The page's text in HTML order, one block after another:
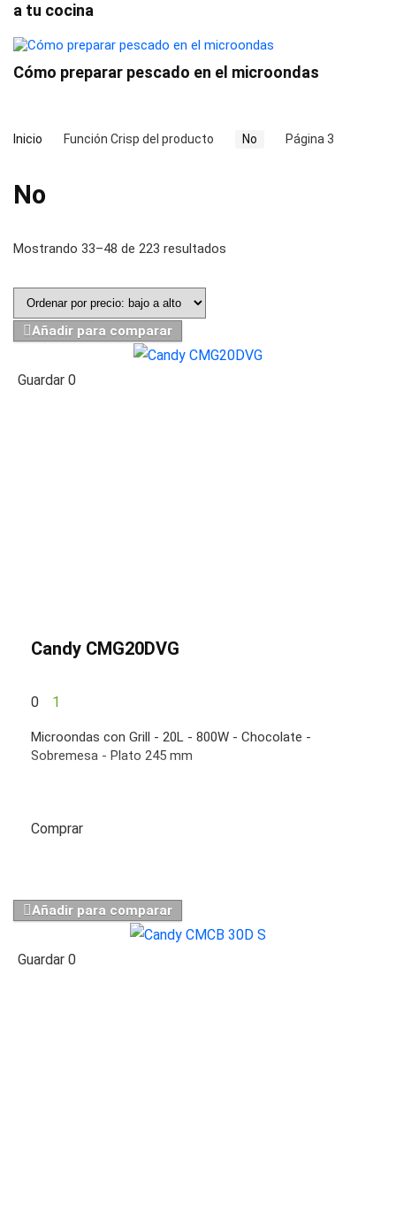
a tu cocina
Cómo preparar pescado en el microondas
Inicio Función Crisp del producto No Página 3
No
Mostrando 33–48 de 223 resultados
Añadir para comparar
Guardar 0
Candy CMG20DVG
0 1
Microondas con Grill - 20L - 800W - Chocolate -
Sobremesa - Plato 245 mm
Comprar
Añadir para comparar
Guardar 0